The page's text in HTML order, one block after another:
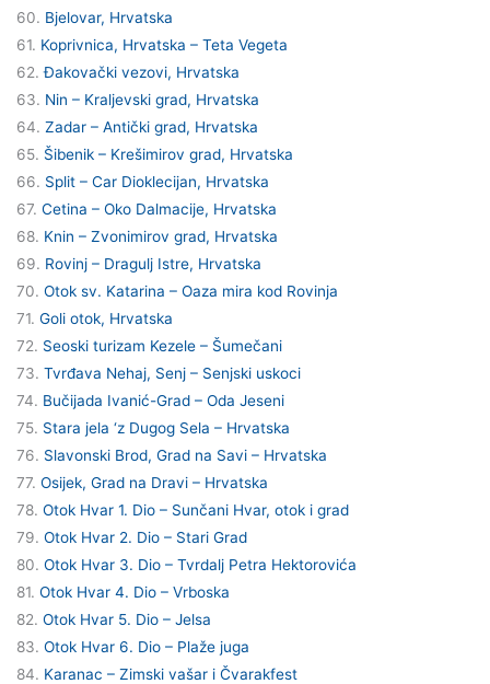
60. Bjelovar, Hrvatska
61. Koprivnica, Hrvatska – Teta Vegeta
62.Đakovački vezovi, Hrvatska
63. Nin – Kraljevski grad, Hrvatska
64. Zadar – Antički grad, Hrvatska
65. Šibenik – Krešimirov grad, Hrvatska
66. Split – Car Dioklecijan, Hrvatska
67. Cetina – Oko Dalmacije, Hrvatska
68. Knin – Zvonimirov grad, Hrvatska
69. Rovinj – Dragulj Istre, Hrvatska
70. Otok sv. Katarina – Oaza mira kod Rovinja
71. Goli otok, Hrvatska
72. Seoski turizam Kezele – Šumečani
73. Tvrđava Nehaj, Senj – Senjski uskoci
74. Bučijada Ivanić-Grad – Oda Jeseni
75. Stara jela ‘z Dugog Sela – Hrvatska
76. Slavonski Brod, Grad na Savi – Hrvatska
77. Osijek, Grad na Dravi – Hrvatska
78. Otok Hvar 1. Dio – Sunčani Hvar, otok i grad
79. Otok Hvar 2. Dio – Stari Grad
80. Otok Hvar 3. Dio – Tvrdalj Petra Hektorovića
81. Otok Hvar 4. Dio – Vrboska
82. Otok Hvar 5. Dio – Jelsa
83. Otok Hvar 6. Dio – Plaže juga
84. Karanac – Zimski vašar i Čvarakfest